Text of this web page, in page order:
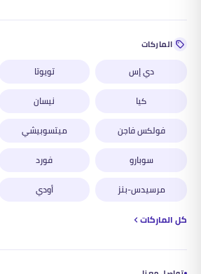
الماركات
دي إس تويوتا
كيا
نيسان
فولكس فاجن
ميتسوبيشي
سوبارو
فورد
مرسيدس-بنز
أودي
كل الماركات